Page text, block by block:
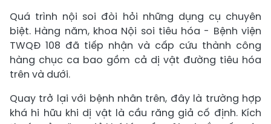
Quá trình nội soi đòi hỏi những dụng cụ chuyên
biệt. Hàng năm, khoa Nội soi tiêu hóa - Bệnh viện
TWQĐ 108 đã tiếp nhận và cấp cứu thành công
hàng chục ca bao gồm cả dị vật đường tiêu hóa
trên và dưới.
Quay trở lại với bệnh nhân trên, đây là trường hợp
khá hi hữu khi dị vật là cầu răng giả cố định. Kích